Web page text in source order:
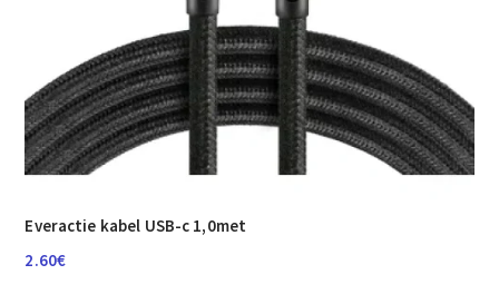
Everactie kabel USB-c 1,0met
2.60€